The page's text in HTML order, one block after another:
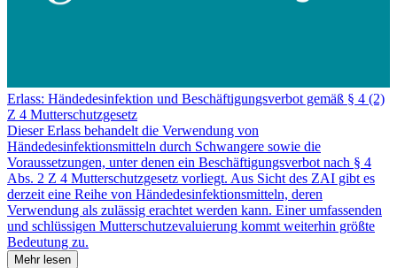
Erlass: Händedesinfektion und Beschäftigungsverbot gemäß § 4 (2)
Z 4 Mutterschutzgesetz
Dieser Erlass behandelt die Verwendung von
Händedesinfektionsmitteln durch Schwangere sowie die
Voraussetzungen, unter denen ein Beschäftigungsverbot nach § 4
Abs. 2 Z 4 Mutterschutzgesetz vorliegt. Aus Sicht des ZAI gibt es
derzeit eine Reihe von Händedesinfektionsmitteln, deren
Verwendung als zulässig erachtet werden kann. Einer umfassenden
und schlüssigen Mutterschutzevaluierung kommt weiterhin größte
Bedeutung zu.
Mehr lesen